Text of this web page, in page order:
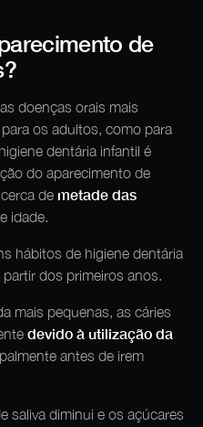
de
doenças orais mais
os adultos, como para
dentária infantil é
do aparecimento de
de metade das
idade.
hábitos de higiene dentária
dos primeiros anos.
mais pequenas, as cáries
devido à utilização da
antes de irem
saliva diminui e os açúcares